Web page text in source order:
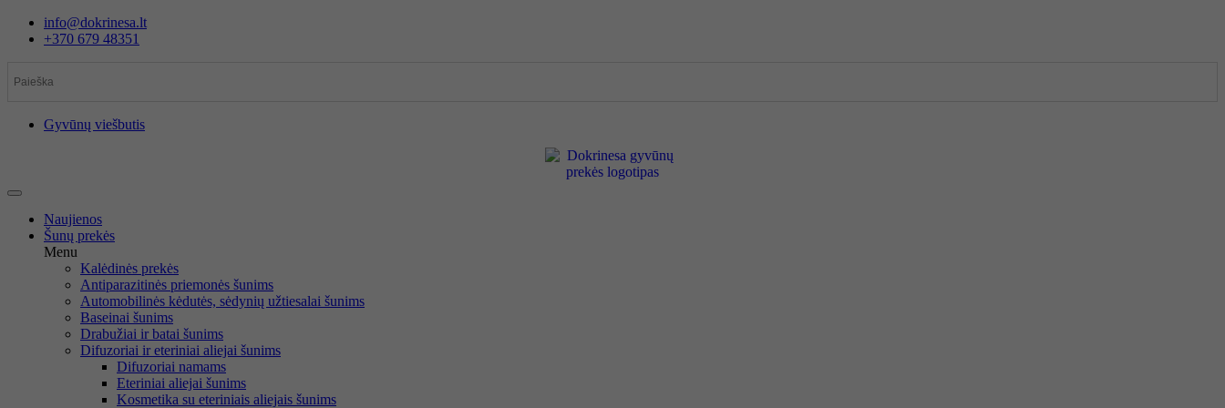
info@dokrinesa.lt
+370 679 48351
Gyvūnų viešbutis
Naujienos
Šunų prekės
Menu
Kalėdinės prekės
Antiparazitinės priemonės šunims
Automobilinės kėdutės, sėdynių užtiesalai šunims
Baseinai šunims
Drabužiai ir batai šunims
Difuzoriai ir eteriniai aliejai šunims
Difuzoriai namams
Eteriniai aliejai šunims
Kosmetika su eteriniais aliejais šunims